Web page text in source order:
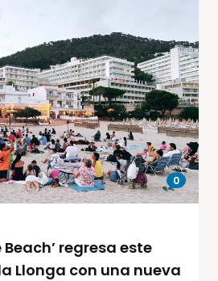
0
regresa este
Llonga con una nueva